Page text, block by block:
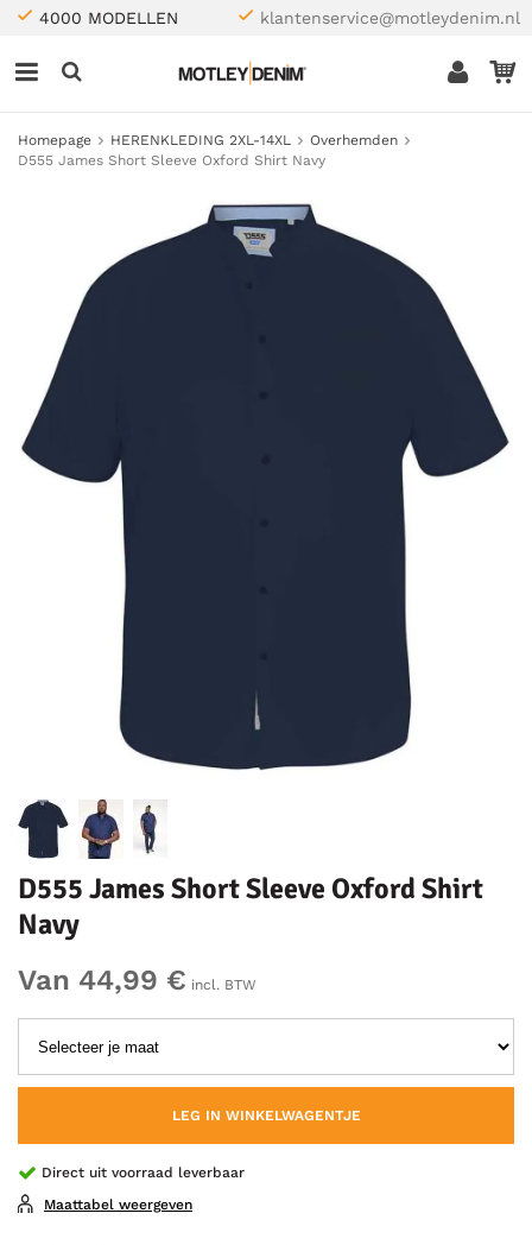
4000 MODELLEN klantenservice@motleydenim.nl
Homepage HERENKLEDING 2XL-14XL
Overhemden
D555 James Short Sleeve Oxford Shirt Navy
D555 James Short Sleeve Oxford Shirt
Navy
Van 44,99 € incl. BTW
LEG IN WINKELWAGENTJE
Direct uit voorraad leverbaar
Maattabel weergeven